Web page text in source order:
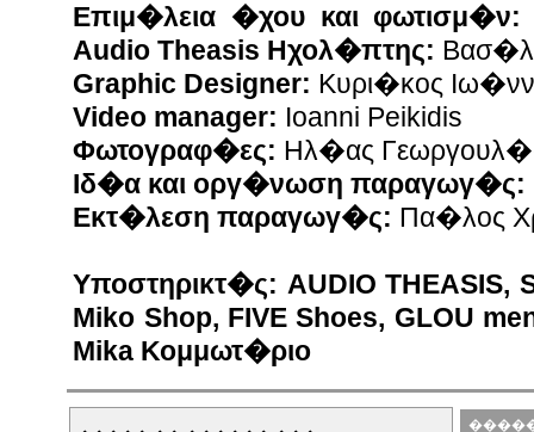
Επιμ�λεια �χου και φωτισμ�ν:
Audio Theasis Ηχολ�πτης:
Graphic Designer: Κυρι�κος
Video manager: Ioanni Peikidis
Φωτογραφ�ες: Ηλ�ας
Ιδ�α και οργ�νωση παραγωγ�ς:
Εκτ�λεση παραγωγ�ς: Πα�λος
Υποστηρικτ�ς: AUDIO THEASIS,
Miko Shop, FIVE Shoes, GLOU
Mika Κομμωτ�ριο